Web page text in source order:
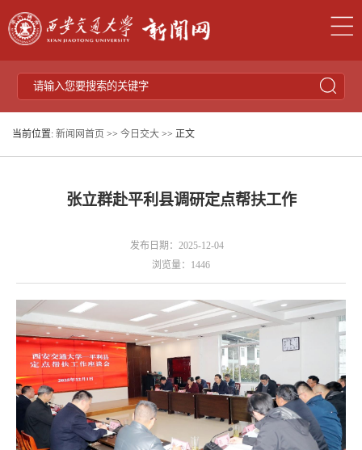
当前位置: 新闻网首页 >> 今日交大 >> 正文
张立群赴平利县调研定点帮扶工作
发布日期：2025-12-04
浏览量： 1446